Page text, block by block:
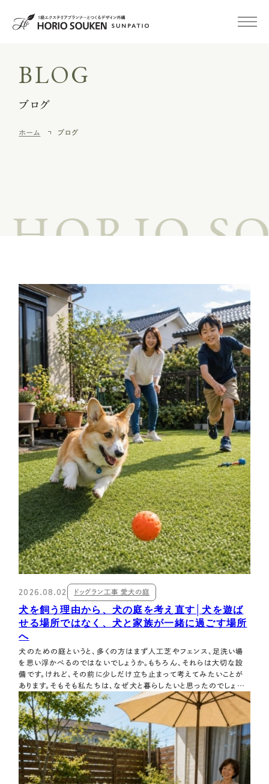
初めての方へ
施工事例
主な対応エリア
会社概要
予約不要!
展示場・ショールーム見学
初回相談無料
プランのご相談
FOLLOW!
プライバシーポリシーサイトマップ
©2025 HORIOSOUKEN All Rights Reserved.
BLOG
ブログ
ホーム ブログ
2026.08.02 ドッグラン工事 愛犬の庭
犬を飼う理由から、犬の庭を考え直す│犬を遊ば
せる場所ではなく、犬と家族が一緒に過ごす場所
へ
犬のための庭というと、多くの方はまず人工芝やフェンス、足洗い場
を思い浮かべるのではないでしょうか。もちろん、それらは大切な設
備です。けれど、その前に少しだけ立ち止まって考えてみたいことが
あります。そもそも私たちは、なぜ犬と暮らしたいと思ったのでしょう
か。 犬を飼う理由から庭を考え直すと、見えてくるものがあります。犬
のために庭をつくるのではなく、犬がいる家族の時間をつくる。この
記事では、その視点か…